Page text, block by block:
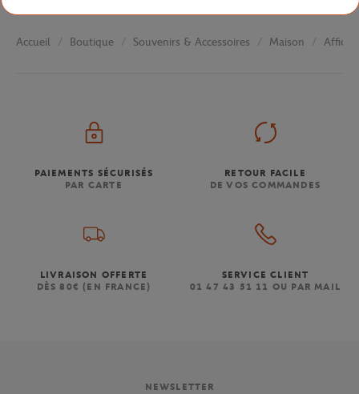
Accueil Boutique Souvenirs & Accessoires Maison
PAIEMENTS SÉCURISÉS
PAR CARTE
RETOUR FACILE
DE VOS COMMANDES
LIVRAISON OFFERTE
DÈS 80€ (EN FRANCE)
SERVICE CLIENT
01 47 43 51 11 OU PAR MAIL
NEWSLETTER